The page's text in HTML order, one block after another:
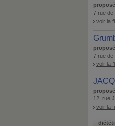
7 rue de
voir la
7 rue de
voir la
12, rue
voir la